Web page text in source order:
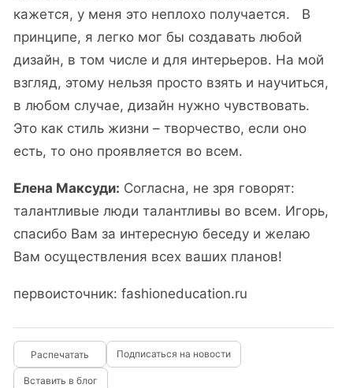
кажется, у меня это неплохо получается. В
принципе, я легко мог бы создавать любой
дизайн, в том числе и для интерьеров. На мой
взгляд, этому нельзя просто взять и научиться,
в любом случае, дизайн нужно чувствовать.
Это как стиль жизни – творчество, если оно
есть, то оно проявляется во всем.
Елена Максуди: Согласна, не зря говорят:
талантливые люди талантливы во всем. Игорь,
спасибо Вам за интересную беседу и желаю
Вам осуществления всех ваших планов!
первоисточник: fashioneducation.ru
Подписаться на новости
Вставить в блог